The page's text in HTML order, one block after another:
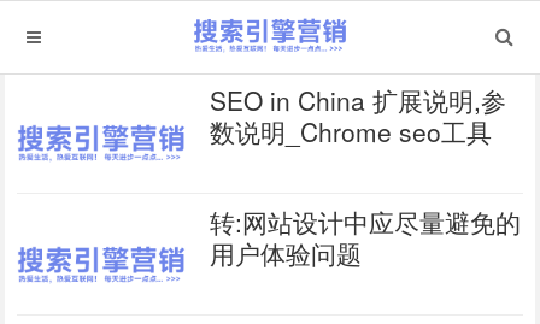
SEO in China 扩展说明,参
数说明_Chrome seo工具
转:网站设计中应尽量避免的
用户体验问题